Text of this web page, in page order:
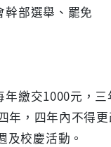
部選舉、罷免
繳交1000元，三
年，四年內不得
校慶活動。